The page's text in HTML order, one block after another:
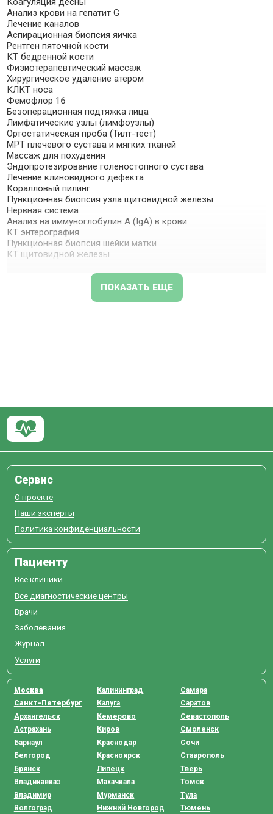
Анализ крови на гепатит G
Лечение каналов
Аспирационная биопсия яичка
Рентген пяточной кости
КТ бедренной кости
Физиотерапевтический массаж
Хирургическое удаление атером
КЛКТ носа
Фемофлор 16
Безоперационная подтяжка лица
Лимфатические узлы (лимфоузлы)
Ортостатическая проба (Тилт-тест)
МРТ плечевого сустава и мягких тканей
Массаж для похудения
Эндопротезирование голеностопного сустава
Лечение клиновидного дефекта
Коралловый пилинг
Пункционная биопсия узла щитовидной железы
Нервная система
Анализ на иммуноглобулин А (IgA) в крови
КТ энтерография
Пункционная биопсия шейки матки
КТ щитовидной железы
ПОКАЗАТЬ ЕЩЕ
Сервис
О проекте
Наши эксперты
Политика конфиденциальности
Пациенту
Все клиники
Все диагностические центры
Врачи
Заболевания
Журнал
Услуги
Москва
Санкт-Петербург
Архангельск
Астрахань
Барнаул
Белгород
Брянск
Владикавказ
Владимир
Волгоград
Калининград
Калуга
Кемерово
Киров
Краснодар
Красноярск
Липецк
Махачкала
Мурманск
Нижний Новгород
Самара
Саратов
Севастополь
Смоленск
Сочи
Ставрополь
Тверь
Томск
Тула
Тюмень